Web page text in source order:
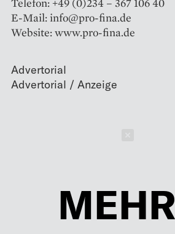
Telefon: +49 (0)234 – 367 106 40
E-Mail: info@pro-fina.de
Website: www.pro-fina.de
Advertorial
MEHR